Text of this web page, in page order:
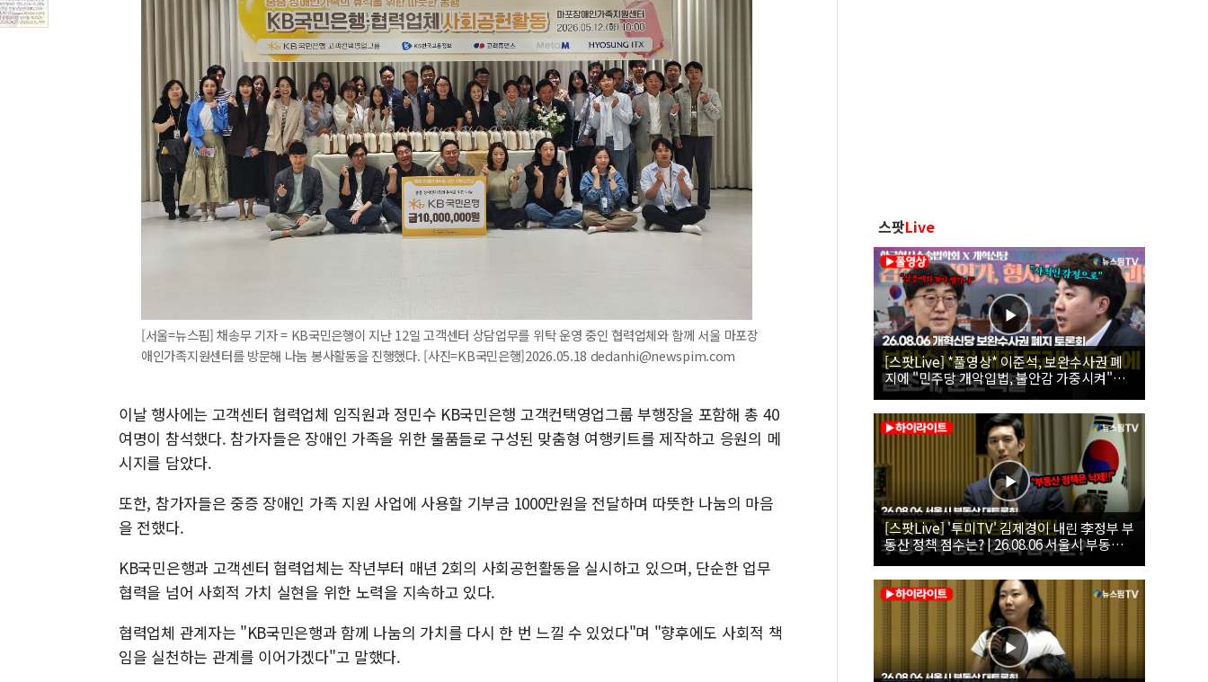
[서울=뉴스핌] 채송무 기자 = KB국민은행이 지난 12일 고객센터 상담업무를 위탁 운영 중인 협력업체와 함께 서울 마포장
애인가족지원센터를 방문해 나눔 봉사활동을 진행했다. [사진=KB국민은행]2026.05.18 dedanhi@newspim.com
이날 행사에는 고객센터 협력업체 임직원과 정민수 KB국민은행 고객컨택영업그룹 부행장을 포함해 총 40
여명이 참석했다. 참가자들은 장애인 가족을 위한 물품들로 구성된 맞춤형 여행키트를 제작하고 응원의 메
시지를 담았다.
또한, 참가자들은 중증 장애인 가족 지원 사업에 사용할 기부금 1000만원을 전달하며 따뜻한 나눔의 마음
을 전했다.
KB국민은행과 고객센터 협력업체는 작년부터 매년 2회의 사회공헌활동을 실시하고 있으며, 단순한 업무
협력을 넘어 사회적 가치 실현을 위한 노력을 지속하고 있다.
협력업체 관계자는 "KB국민은행과 함께 나눔의 가치를 다시 한 번 느낄 수 있었다"며 "향후에도 사회적 책
임을 실천하는 관계를 이어가겠다"고 말했다.
스팟Live
[스팟Live] *풀영상* 이준석, 보완수사권 폐
지에 "민주당 개악입법, 불안감 가중시켜"｜
26.08.06 개혁신당 보완수사권 폐지 토론회
[스팟Live] '투미TV' 김제경이 내린 李정부 부
동산 정책 점수는? | 26.08.06 서울시 부동산
대토론회